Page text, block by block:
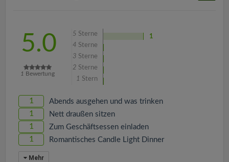
5.0
1 Bewertung
5 Sterne
1
4 Sterne
3 Sterne
2 Sterne
1 Stern
1 Abends ausgehen und was trinken
1 Nett draußen sitzen
1 Zum Geschäftsessen einladen
1 Romantisches Candle Light Dinner
Mehr